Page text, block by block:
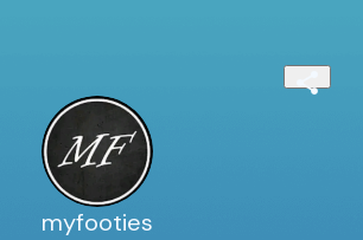
myfooties